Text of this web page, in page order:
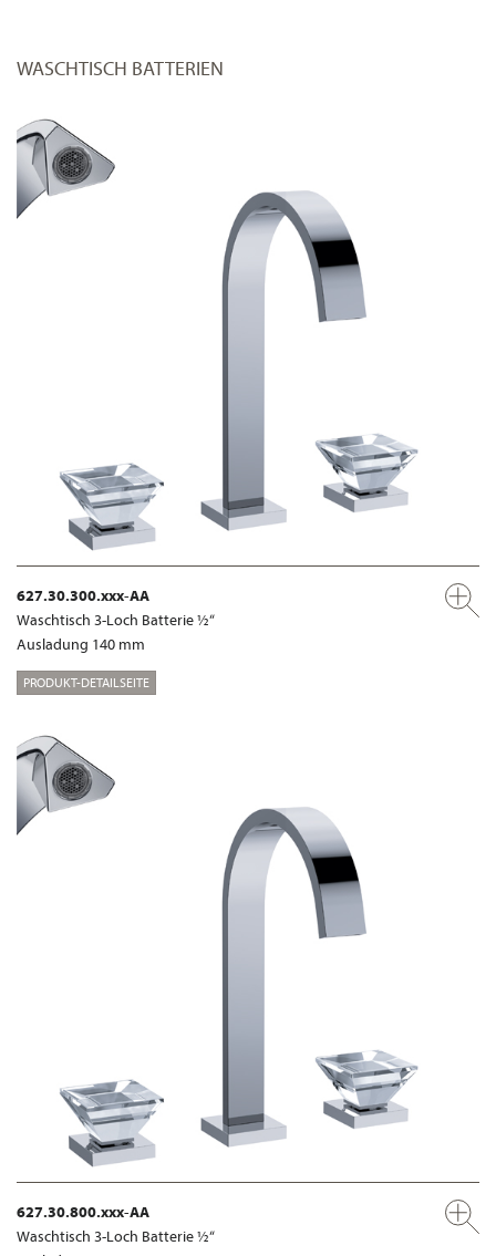
WASCHTISCH BATTERIEN
627.30.300.xxx-AA
Waschtisch 3-Loch Batterie ½“
Ausladung 140 mm
PRODUKT-DETAILSEITE
627.30.800.xxx-AA
Waschtisch 3-Loch Batterie ½“